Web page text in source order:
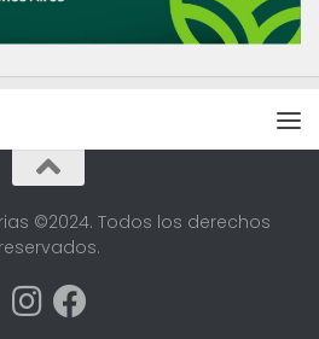
©2024. Todos los derechos
reservados.